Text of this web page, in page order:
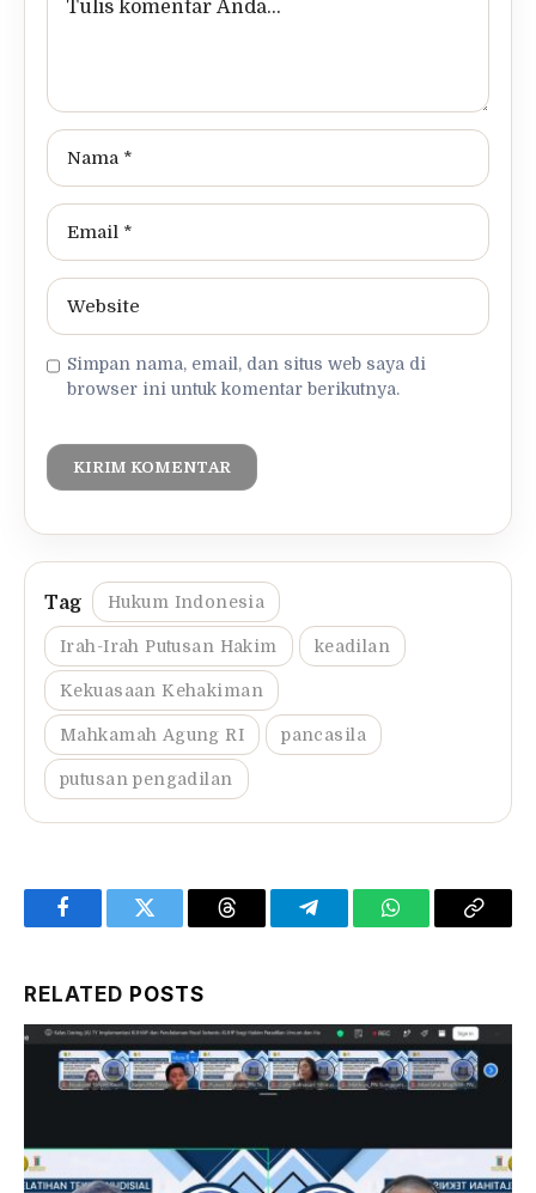
Simpan nama, email, dan situs web saya di
browser ini untuk komentar berikutnya.
Hukum Indonesia
Irah-Irah Putusan Hakim keadilan
Kekuasaan Kehakiman
Mahkamah Agung RI pancasila
putusan pengadilan
FacebookTwitter Threads TelegramWhatsAppCopy
RELATED POSTS